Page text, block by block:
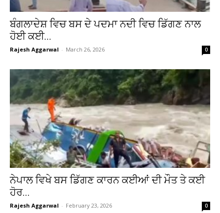
ਬੰਗਲਾਦੇਸ਼ ਵਿਚ ਬਸ ਦੇ ਪਦਮਾ ਨਦੀ ਵਿਚ ਡਿੱਗਣ ਨਾਲ
ਹੋਈ ਕਈ...
Rajesh Aggarwal - March 26, 2026 0
ਨੇਪਾਲ ਵਿਖੇ ਬਸ ਡਿੱਗਣ ਕਾਰਨ ਕਈਆਂ ਦੀ ਮੌਤ ਤੇ ਕਈ
ਹੋਰ...
Rajesh Aggarwal - February 23, 2026 0